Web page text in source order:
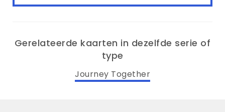
Gerelateerde kaarten in dezelfde serie of
type
Journey Together